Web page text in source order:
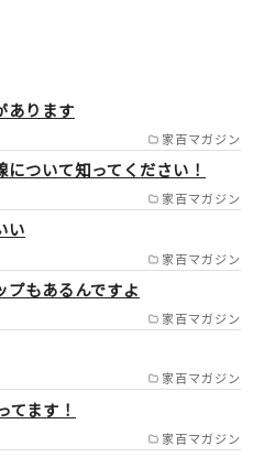
家百マガジン
あります
家百マガジン
ついて知ってください！
家百マガジン
い
家百マガジン
プもあるんですよ
家百マガジン
家百マガジン
てます！